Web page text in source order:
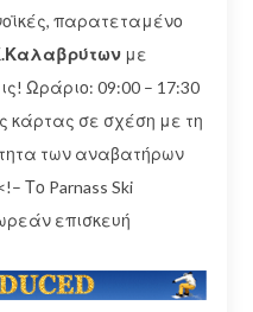
παρατεταμένο
με
Ωράριο: 09:00 – 17:30
κάρτας σε σχέση με τη
των αναβατήρων
Το Parnass Ski
επισκευή